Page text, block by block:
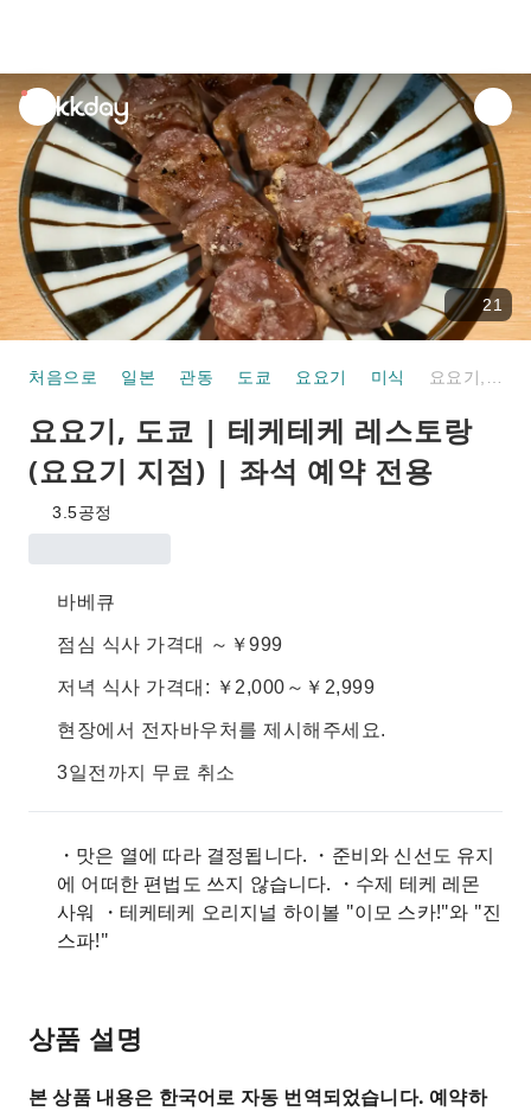
unread
notifications
21
처음으로 일본 관동 도쿄 요요기 미식
요요기, 도쿄 | 테케테케 레스토랑
(요요기 지점) | 좌석 예약 전용
3.5공정
바베큐
점심 식사 가격대 ～￥999
저녁 식사 가격대: ￥2,000～￥2,999
현장에서 전자바우처를 제시해주세요.
3일전까지 무료 취소
・맛은 열에 따라 결정됩니다. ・준비와 신선도 유지
에 어떠한 편법도 쓰지 않습니다. ・수제 테케 레몬
사워 ・테케테케 오리지널 하이볼 "이모 스카!"와 "진
스파!"
상품 설명
본 상품 내용은 한국어로 자동 번역되었습니다. 예약하